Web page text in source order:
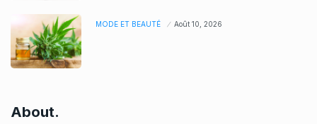
MODE ET BEAUTÉ Août 10, 2026
About.